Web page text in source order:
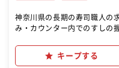
神奈川県の長期の寿司職人の求人や
み・カウンター内でのすしの
キープする